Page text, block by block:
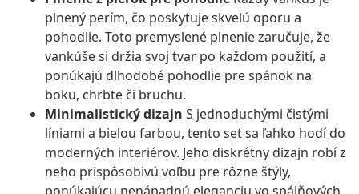
plnený perím, čo poskytuje skvelú oporu a
pohodlie. Toto premyslené plnenie zaručuje, že
vankúše si držia svoj tvar po každom použití, a
ponúkajú dlhodobé pohodlie pre spánok na
boku, chrbte či bruchu.
Minimalistický dizajn S jednoduchými čistými
líniami a bielou farbou, tento set sa ľahko hodí do
moderných interiérov. Jeho diskrétny dizajn robí z
neho prispôsobivú voľbu pre rôzne štýly,